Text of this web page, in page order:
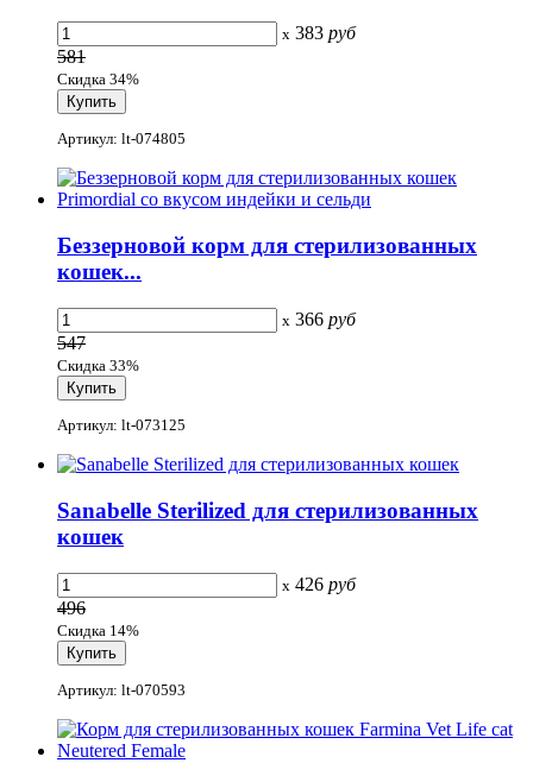
x 383 руб
581
Скидка 34%
Артикул: lt-074805
Беззерновой корм для стерилизованных
кошек...
x 366 руб
547
Скидка 33%
Артикул: lt-073125
Sanabelle Sterilized для стерилизованных
кошек
x 426 руб
496
Скидка 14%
Артикул: lt-070593